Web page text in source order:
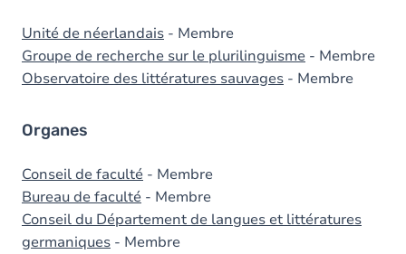
Unité de néerlandais - Membre
Groupe de recherche sur le plurilinguisme - Membre
Observatoire des littératures sauvages - Membre
Organes
Conseil de faculté - Membre
Bureau de faculté - Membre
Conseil du Département de langues et littératures
germaniques - Membre